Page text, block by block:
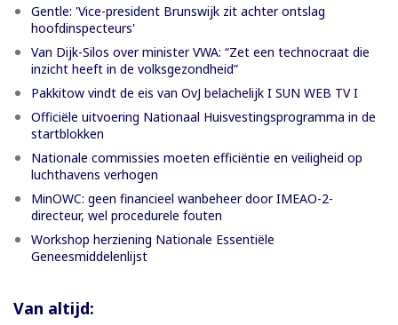
Gentle: 'Vice-president Brunswijk zit achter ontslag
hoofdinspecteurs'
Van Dijk-Silos over minister VWA: “Zet een technocraat die
inzicht heeft in de volksgezondheid”
Pakkitow vindt de eis van OvJ belachelijk I SUN WEB TV I
Officiële uitvoering Nationaal Huisvestingsprogramma in de
startblokken
Nationale commissies moeten efficiëntie en veiligheid op
luchthavens verhogen
MinOWC: geen financieel wanbeheer door IMEAO-2-
directeur, wel procedurele fouten
Workshop herziening Nationale Essentiële
Geneesmiddelenlijst
Van altijd: